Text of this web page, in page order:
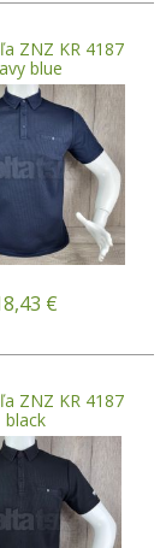
ZNZ KR 4187
blue
€
ZNZ KR 4187
black